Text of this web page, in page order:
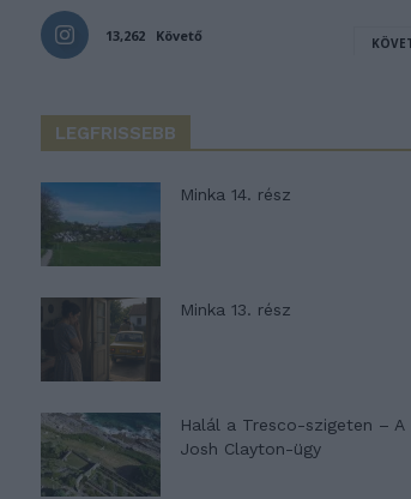
13,262 Követő
LEGFRISSEBB
Minka 14. rész
Minka 13. rész
Halál a Tresco-szigeten – A
Josh Clayton-ügy